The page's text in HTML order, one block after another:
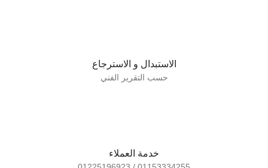
الاستبدال و الاسترجاع
حسب التقرير الفني
خدمة العملاء